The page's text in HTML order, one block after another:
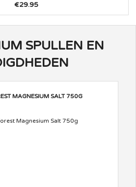
€29.95
SPULLEN EN
MAGNESIUM SALT 750G